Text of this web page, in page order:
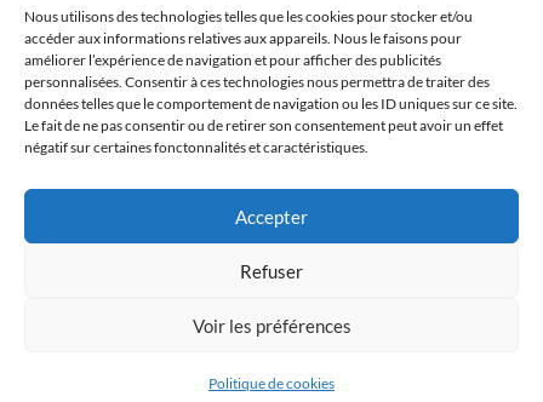
Nous utilisons des technologies telles que les cookies pour stocker et/ou
accéder aux informations relatives aux appareils. Nous le faisons pour
améliorer l’expérience de navigation et pour afficher des publicités
personnalisées. Consentir à ces technologies nous permettra de traiter des
données telles que le comportement de navigation ou les ID uniques sur ce site.
Le fait de ne pas consentir ou de retirer son consentement peut avoir un effet
négatif sur certaines fonctonnalités et caractéristiques.
Accepter
Refuser
Voir les préférences
Politique de cookies
Tous les éléments du blog Cookismo (articles,
recettes, photographies) sont ma propriété
exclusive. Ils sont protégés par les lois relatives aux
reproduction, de tout ou en partie, est strictement